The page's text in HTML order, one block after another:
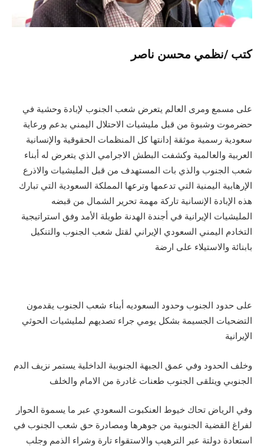
كتب /نظمي محسن ناصر
على مسمع ومرى العالم يتعرض شعب الجنوب لإبادة وحشية في
حضرموت وشبوة من قبل مليشيات الاحتلال اليمني بدعم ورعاية
سعودية رسمية موثقة إدانتها كل المنظمات الحقوقية والإنسانية
العربية والعالمية وكشفت البطش الاجرامي الذي يتعرض له أبناء
شعب الجنوب والذي بات المستهدف من قبل المليشيات والاذرع
الإرهابية اليمنية التي تدعمها وترعها المملكة السعودية التي تبارك
هذه الإبادة الإنسانية تاركة مهمة تحرير الشمال من قبضه
المليشيات الإيرانية في أجندة الهدنة طويلة الأمد وفق استراتيجية
التخادم اليمني السعودي الإيراني لقتل شعب الجنوب والتنكيل
بابنائة والاستيلاء على ارضة
على حدود الجنوب وحدود السعوديه أبناء شعب الجنوب يقدمون
التضحيات الجسيمة بشكل يومي جراء تصديهم لمليشيات الحوثي
الإيرانية
وخلف الحدود وفي عمق الجبهة الجنوبية الداخلية يستمر نزيف الدم
الجنوبي ويتلقى الجنوب طعنات غادرة من الامام والخلف
وفي الرياض تحاك خيوط العنكبوت السعودي عبر ما يسموة الحوار
لفراغ القضية الجنوبية من جوهرها ومصادرة حق شعب الجنوب في
استعادة دولتة عبر الترهيب والاستقواء تارة وشراء الذمم وجلب